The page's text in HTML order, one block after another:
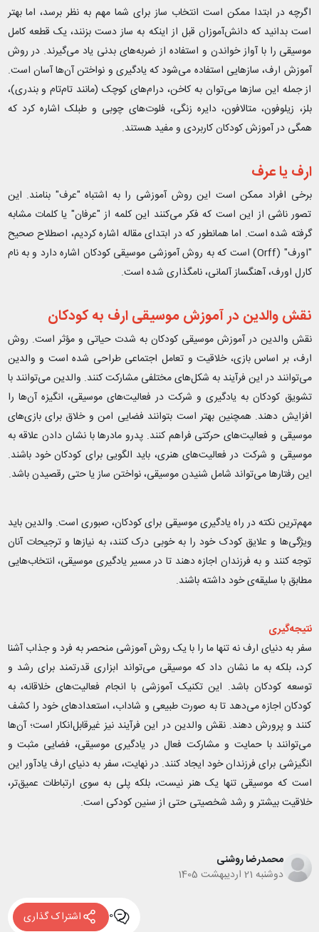
اگرچه در ابتدا ممکن است انتخاب ساز برای شما مهم به نظر برسد، اما بهتر
است بدانید که دانش‌آموزان قبل از اینکه به ساز دست بزنند، یک قطعه کامل
موسیقی را با آواز خواندن و استفاده از ضربه‌های بدنی یاد می‌گیرند. در روش
آموزش ارف، سازهایی استفاده می‌شود که یادگیری و نواختن آن‌ها آسان است.
از جمله این سازها می‌توان به کاخن، درام‌های کوچک (مانند تام‌تام و بندری)،
بلز، زیلوفون، متالافون، دایره زنگی، فلوت‌های چوبی و طبلک اشاره کرد که
همگی در آموزش کودکان کاربردی و مفید هستند.
ارف یا عرف
برخی افراد ممکن است این روش آموزشی را به اشتباه "عرف" بنامند. این
تصور ناشی از این است که فکر می‌کنند این کلمه از "عرفان" یا کلمات مشابه
گرفته شده است. اما همانطور که در ابتدای مقاله اشاره کردیم، اصطلاح صحیح
"اورف" (Orff) است که به روش آموزشی موسیقی کودکان اشاره دارد و به نام
کارل اورف، آهنگساز آلمانی، نامگذاری شده است.
نقش والدین در آموزش موسیقی ارف به کودکان
نقش والدین در آموزش موسیقی کودکان به شدت حیاتی و مؤثر است. روش
ارف، بر اساس بازی، خلاقیت و تعامل اجتماعی طراحی شده است و والدین
می‌توانند در این فرآیند به شکل‌های مختلفی مشارکت کنند. والدین می‌توانند با
تشویق کودکان به یادگیری و شرکت در فعالیت‌های موسیقی، انگیزه آن‌ها را
افزایش دهند. همچنین بهتر است بتوانند فضایی امن و خلاق برای بازی‌های
موسیقی و فعالیت‌های حرکتی فراهم کنند. پدرو مادرها با نشان دادن علاقه به
موسیقی و شرکت در فعالیت‌های هنری، باید الگویی برای کودکان خود باشند.
این رفتارها می‌تواند شامل شنیدن موسیقی، نواختن ساز یا حتی رقصیدن باشد.
مهم‌ترین نکته در راه یادگیری موسیقی برای کودکان، صبوری است. والدین باید
ویژگی‌ها و علایق کودک خود را به خوبی درک کنند، به نیازها و ترجیحات آنان
توجه کنند و به فرزندان اجازه دهند تا در مسیر یادگیری موسیقی، انتخاب‌هایی
مطابق با سلیقه‌ی خود داشته باشند.
نتیجه‌گیری
سفر به دنیای ارف نه تنها ما را با یک روش آموزشی منحصر به فرد و جذاب آشنا
کرد، بلکه به ما نشان داد که موسیقی می‌تواند ابزاری قدرتمند برای رشد و
توسعه کودکان باشد. این تکنیک آموزشی با انجام فعالیت‌های خلاقانه، به
کودکان اجازه می‌دهد تا به صورت طبیعی و شاداب، استعدادهای خود را کشف
کنند و پرورش دهند. نقش والدین در این فرآیند نیز غیرقابل‌انکار است؛ آن‌ها
می‌توانند با حمایت و مشارکت فعال در یادگیری موسیقی، فضایی مثبت و
انگیزشی برای فرزندان خود ایجاد کنند. در نهایت، سفر به دنیای ارف یادآور این
است که موسیقی تنها یک هنر نیست، بلکه پلی به سوی ارتباطات عمیق‌تر،
خلاقیت بیشتر و رشد شخصیتی حتی از سنین کودکی است.
محمدرضا روشنی
دوشنبه 21 اردیبهشت 1405
0 اشتراک گذاری